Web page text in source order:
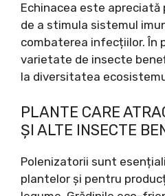
Echinacea este
de a stimula sistemul
combaterea infecțiilor. În
varietate de insecte
la diversitatea
PLANTE CARE
ȘI ALTE INSECTE
Polenizatorii sunt
plantelor și pentru